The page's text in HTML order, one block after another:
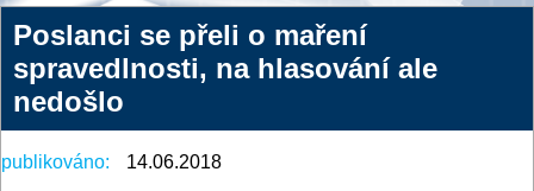
Poslanci se přeli o maření
spravedlnosti, na hlasování ale
nedošlo
publikováno:
14.06.2018